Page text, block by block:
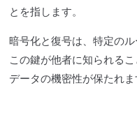
とを指します。
暗号化と復号は 、特定のル
この鍵が他者に知られる
データの機密性が保たれま